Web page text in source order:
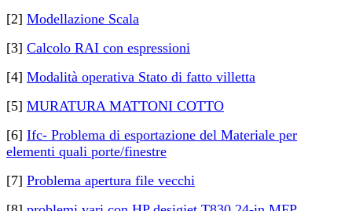
[2] Modellazione Scala
[3] Calcolo RAI con espressioni
[4] Modalità operativa Stato di fatto villetta
[5] MURATURA MATTONI COTTO
[6] Ifc- Problema di esportazione del Materiale per
elementi quali porte/finestre
[7] Problema apertura file vecchi